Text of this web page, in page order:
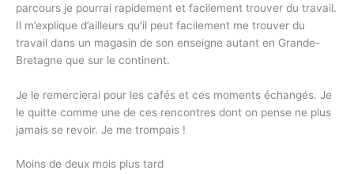
parcours je pourrai rapidement et facilement trouver du travail.
Il m’explique d’ailleurs qu’il peut facilement me trouver du
travail dans un magasin de son enseigne autant en Grande-
Bretagne que sur le continent.
Je le remercierai pour les cafés et ces moments échangés. Je
le quitte comme une de ces rencontres dont on pense ne plus
jamais se revoir. Je me trompais !
Moins de deux mois plus tard